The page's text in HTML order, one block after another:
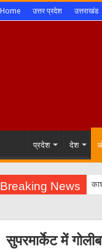
Home उत्तर प्रदेश उत्तराखंड
प्रदेश देश
Breaking News
सुपरमार्केट में